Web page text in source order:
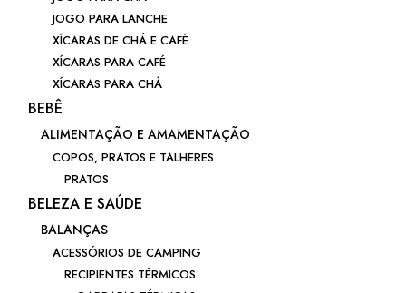
JOGO PARA LANCHE
XÍCARAS DE CHÁ E CAFÉ
XÍCARAS PARA CAFÉ
XÍCARAS PARA CHÁ
BEBÊ
ALIMENTAÇÃO E AMAMENTAÇÃO
COPOS, PRATOS E TALHERES
PRATOS
BELEZA E SAÚDE
BALANÇAS
ACESSÓRIOS DE CAMPING
RECIPIENTES TÉRMICOS